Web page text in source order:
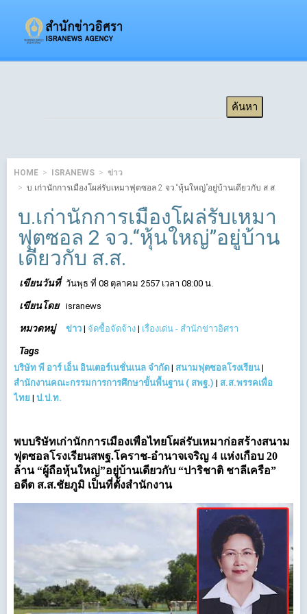
HOME ISRANEWS
ข่าว
บ.เก่านักการเมืองโผล่รับเหมาฟุตซอล 2 จว.“หุ้นใหญ่”อยู่บ้านเดียวกับ ส.ส.
บ.เก่านักการเมืองโผล่รับเหมา
ฟุตซอล 2 จว.“หุ้นใหญ่”อยู่บ้าน
เดียวกับ ส.ส.
เขียนวันที่ วันพุธ ที่ 08 ตุลาคม 2557 เวลา 08:00 น.
เขียนโดย isranews
หมวดหมู่ ข่าว | จัดซื้อจัดจ้าง | เรื่องเด่น - สำนักข่าวอิศรา
Tags
บริษัท พี อาร์ เอ็น อินเตอร์เนชั่นเนล จำกัด | สนามฟุตซอลโรงเรียน |
สำนักงานคณะกรรมการการศึกษาขั้นพื้นฐาน ( สพฐ.) | ส.ส.พรรคเพื่อ
ไทย | ป.ป.ท.
พบบริษัทเก่านักการเมืองเพื่อไทยโผล่รับเหมาก่อสร้างสนาม
ฟุตซอลโรงเรียนสพฐ.โคราช-อำนาจเจริญ 4 แห่งเกือบ 20
ล้าน “ผู้ถือหุ้นใหญ่”อยู่บ้านเดียวกับ “ปาริชาติ ชาลีเครือ”
อดีต ส.ส.ชัยภูมิ เป็นที่ตั้งสำนักงาน